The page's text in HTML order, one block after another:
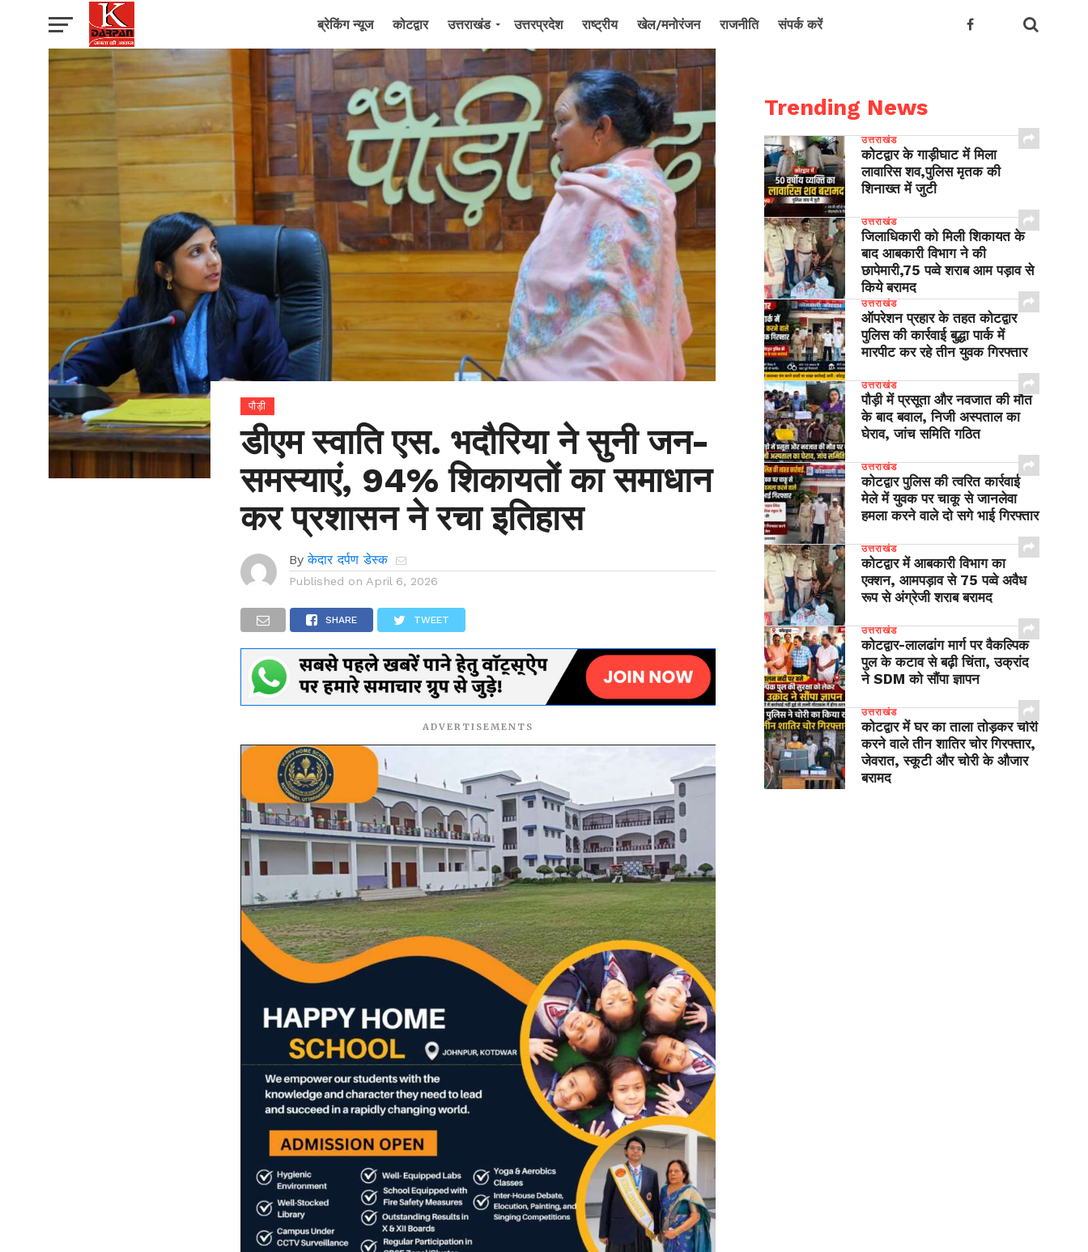
ब्रेकिंग न्यूज कोटद्वार उत्तराखंड उत्तरप्रदेश राष्ट्रीय खेल/मनोरंजन राजनीति संपर्क करें
पौड़ी
डीएम स्वाति एस. भदौरिया ने सुनी जन-
समस्याएं, 94% शिकायतों का समाधान
कर प्रशासन ने रचा इतिहास
By केदार दर्पण डेस्क
Published on April 6, 2026
SHARE TWEET
ADVERTISEMENTS
Trending News
उत्तराखंड
कोटद्वार के गाड़ीघाट में मिला
लावारिस शव,पुलिस मृतक की
शिनाख्त में जुटी
उत्तराखंड
जिलाधिकारी को मिली शिकायत के
बाद आबकारी विभाग ने की
छापेमारी,75 पव्वे शराब आम पड़ाव से
किये बरामद
उत्तराखंड
ऑपरेशन प्रहार के तहत कोटद्वार
पुलिस की कार्रवाई बुद्धा पार्क में
मारपीट कर रहे तीन युवक गिरफ्तार
उत्तराखंड
पौड़ी में प्रसूता और नवजात की मौत
के बाद बवाल, निजी अस्पताल का
घेराव, जांच समिति गठित
उत्तराखंड
कोटद्वार पुलिस की त्वरित कार्रवाई
मेले में युवक पर चाकू से जानलेवा
हमला करने वाले दो सगे भाई गिरफ्तार
उत्तराखंड
कोटद्वार में आबकारी विभाग का
एक्शन, आमपड़ाव से 75 पव्वे अवैध
रूप से अंग्रेजी शराब बरामद
उत्तराखंड
​कोटद्वार-लालढांग मार्ग पर वैकल्पिक
पुल के कटाव से बढ़ी चिंता, उक्रांद
ने SDM को सौंपा ज्ञापन
उत्तराखंड
कोटद्वार में घर का ताला तोड़कर चोरी
करने वाले तीन शातिर चोर गिरफ्तार,
जेवरात, स्कूटी और चोरी के औजार
बरामद